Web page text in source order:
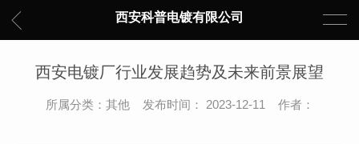
西安科普电镀有限公司
西安电镀厂行业发展趋势及未来前景展望
所属分类：其他 发布时间： 2023-12-11 作者：